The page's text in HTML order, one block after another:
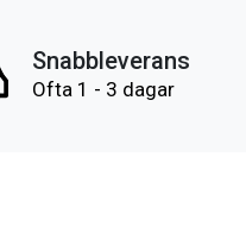
Snabbleverans
Ofta 1 - 3 dagar